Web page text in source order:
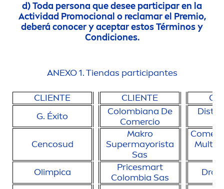
d) Toda persona que desee participar en la
Actividad Promocional o reclamar el Premio,
deberá conocer y aceptar estos Términos y
Condiciones.
ANEXO 1. Tiendas participantes
CLIENTE CLIENTE
G. Éxito
Colombiana De
Comercio
Cencosud
Makro
Supermayorista
Sas
Olimpica
Pricesmart
Colombia Sas